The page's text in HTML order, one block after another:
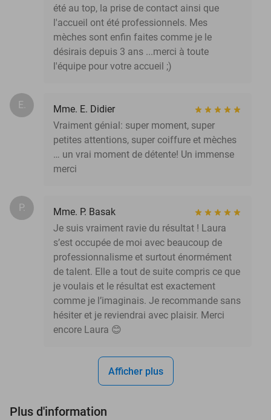
été au top, la prise de contact ainsi que
l'accueil ont été professionnels. Mes
mèches sont enfin faites comme je le
désirais depuis 3 ans ...merci à toute
l'équipe pour votre accueil ;)
E.
Mme. E. Didier
Vraiment génial: super moment, super
petites attentions, super coiffure et mèches
… un vrai moment de détente! Un immense
merci
P.
Mme. P. Basak
Je suis vraiment ravie du résultat ! Laura
s’est occupée de moi avec beaucoup de
professionnalisme et surtout énormément
de talent. Elle a tout de suite compris ce que
je voulais et le résultat est exactement
comme je l’imaginais. Je recommande sans
hésiter et je reviendrai avec plaisir. Merci
encore Laura 😊
Afficher plus
Plus d'information